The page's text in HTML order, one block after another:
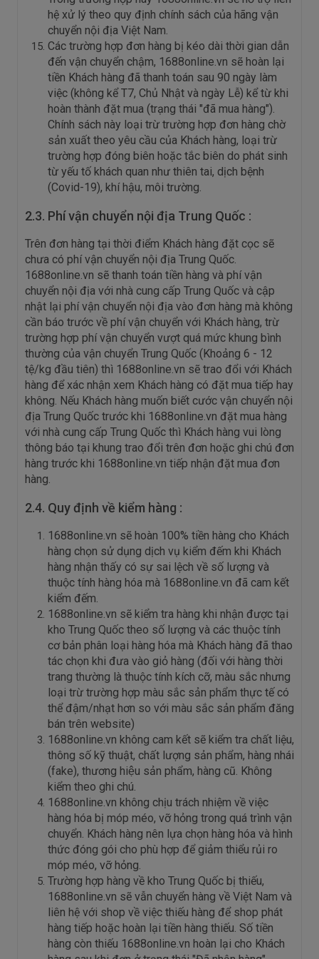
hệ xử lý theo quy định chính sách của hãng vận
chuyển nội địa Việt Nam.
Các trường hợp đơn hàng bị kéo dài thời gian dẫn
đến vận chuyển chậm, 1688online.vn sẽ hoàn lại
tiền Khách hàng đã thanh toán sau 90 ngày làm
việc (không kể T7, Chủ Nhật và ngày Lễ) kể từ khi
hoàn thành đặt mua (trạng thái "đã mua hàng").
Chính sách này loại trừ trường hợp đơn hàng chờ
sản xuất theo yêu cầu của Khách hàng, loại trừ
trường hợp đóng biên hoặc tắc biên do phát sinh
từ yếu tố khách quan như thiên tai, dịch bệnh
(Covid-19), khí hậu, môi trường.
2.3. Phí vận chuyển nội địa Trung Quốc :
Trên đơn hàng tại thời điểm Khách hàng đặt cọc sẽ
chưa có phí vận chuyển nội địa Trung Quốc.
1688online.vn sẽ thanh toán tiền hàng và phí vận
chuyển nội địa với nhà cung cấp Trung Quốc và cập
nhật lại phí vận chuyển nội địa vào đơn hàng mà không
cần báo trước về phí vận chuyển với Khách hàng, trừ
trường hợp phí vận chuyển vượt quá mức khung bình
thường của vận chuyển Trung Quốc (Khoảng 6 - 12
tệ/kg đầu tiên) thì 1688online.vn sẽ trao đổi với Khách
hàng để xác nhận xem Khách hàng có đặt mua tiếp hay
không. Nếu Khách hàng muốn biết cước vận chuyển nội
địa Trung Quốc trước khi 1688online.vn đặt mua hàng
với nhà cung cấp Trung Quốc thì Khách hàng vui lòng
thông báo tại khung trao đổi trên đơn hoặc ghi chú đơn
hàng trước khi 1688online.vn tiếp nhận đặt mua đơn
hàng.
2.4. Quy định về kiểm hàng :
1688online.vn sẽ hoàn 100% tiền hàng cho Khách
hàng chọn sử dụng dịch vụ kiểm đếm khi Khách
hàng nhận thấy có sự sai lệch về số lượng và
thuộc tính hàng hóa mà 1688online.vn đã cam kết
kiểm đếm.
1688online.vn sẽ kiểm tra hàng khi nhận được tại
kho Trung Quốc theo số lượng và các thuộc tính
cơ bản phân loại hàng hóa mà Khách hàng đã thao
tác chọn khi đưa vào giỏ hàng (đối với hàng thời
trang thường là thuộc tính kích cỡ, màu sắc nhưng
loại trừ trường hợp màu sắc sản phẩm thực tế có
thể đậm/nhạt hơn so với màu sắc sản phẩm đăng
bán trên website)
1688online.vn không cam kết sẽ kiểm tra chất liệu,
thông số kỹ thuật, chất lượng sản phẩm, hàng nhái
(fake), thương hiệu sản phẩm, hàng cũ. Không
kiểm theo ghi chú.
1688online.vn không chịu trách nhiệm về việc
hàng hóa bị móp méo, vỡ hỏng trong quá trình vận
chuyển. Khách hàng nên lựa chọn hàng hóa và hình
thức đóng gói cho phù hợp để giảm thiểu rủi ro
móp méo, vỡ hỏng.
Trường hợp hàng về kho Trung Quốc bị thiếu,
1688online.vn sẽ vẫn chuyển hàng về Việt Nam và
liên hệ với shop về việc thiếu hàng để shop phát
hàng tiếp hoặc hoàn lại tiền hàng thiếu. Số tiền
hàng còn thiếu 1688online.vn hoàn lại cho Khách